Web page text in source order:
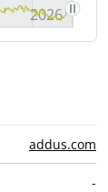
2026
addus.com
-